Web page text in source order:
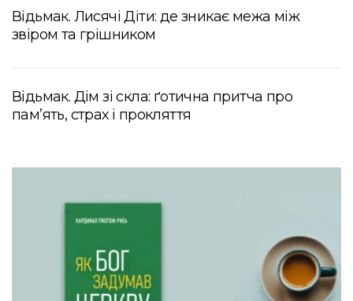
Відьмак. Лисячі Діти: де зникає межа між
звіром та грішником
Відьмак. Дім зі скла: ґотична притча про
пам’ять, страх і прокляття